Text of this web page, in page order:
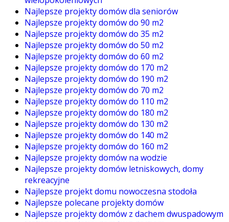
Najlepsze projekty domów dla seniorów
Najlepsze projekty domów do 90 m2
Najlepsze projekty domów do 35 m2
Najlepsze projekty domów do 50 m2
Najlepsze projekty domów do 60 m2
Najlepsze projekty domów do 170 m2
Najlepsze projekty domów do 190 m2
Najlepsze projekty domów do 70 m2
Najlepsze projekty domów do 110 m2
Najlepsze projekty domów do 180 m2
Najlepsze projekty domów do 130 m2
Najlepsze projekty domów do 140 m2
Najlepsze projekty domów do 160 m2
Najlepsze projekty domów na wodzie
Najlepsze projekty domów letniskowych, domy
rekreacyjne
Najlepsze projekt domu nowoczesna stodoła
Najlepsze polecane projekty domów
Najlepsze projekty domów z dachem dwuspadowym